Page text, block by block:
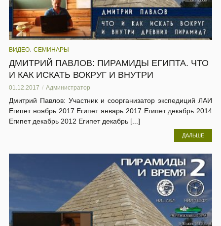
ВИДЕО, СЕМИНАРЫ
ДМИТРИЙ ПАВЛОВ: ПИРАМИДЫ ЕГИПТА. ЧТО
И КАК ИСКАТЬ ВОКРУГ И ВНУТРИ
01.12.2017 Администратор
Дмитрий Павлов: Участник и соорганизатор экспедиций ЛАИ
Египет ноябрь 2017 Египет январь 2017 Египет декабрь 2014
Египет декабрь 2012 Египет декабрь [...]
ДАЛЬШЕ